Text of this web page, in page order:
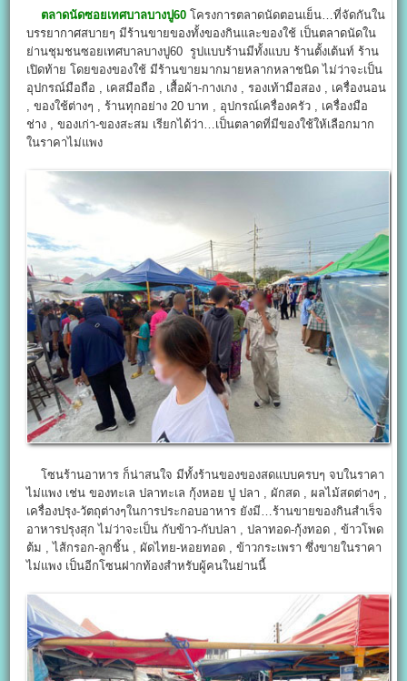
ตลาดนัดซอยเทศบาลบางปู60 โครงการตลาดนัดตอนเย็น…ที่จัดกันใน
บรรยากาศสบายๆ มีร้านขายของทั้งของกินและของใช้ เป็นตลาดนัดใน
ย่านชุมชนซอยเทศบาลบางปู60 รูปแบบร้านมีทั้งแบบ ร้านตั้งเต้นท์ ร้าน
เปิดท้าย โดยของของใช้ มีร้านขายมากมายหลากหลาชนิด ไม่ว่าจะเป็น
อุปกรณ์มือถือ , เคสมือถือ , เสื้อผ้า-กางเกง , รองเท้ามือสอง , เครื่องนอน
, ของใช้ต่างๆ , ร้านทุกอย่าง 20 บาท , อุปกรณ์เครื่องครัว , เครื่องมือ
ช่าง , ของเก่า-ของสะสม เรียกได้ว่า…เป็นตลาดที่มีของใช้ให้เลือกมาก
ในราคาไม่แพง
โซนร้านอาหาร ก็น่าสนใจ มีทั้งร้านของของสดแบบครบๆ จบในราคา
ไม่แพง เช่น ของทะเล ปลาทะเล กุ้งหอย ปู ปลา , ผักสด , ผลไม้สดต่างๆ ,
เครื่องปรุง-วัตถุต่างๆในการประกอบอาหาร ยังมี…ร้านขายของกินสำเร็จ
อาหารปรุงสุก ไม่ว่าจะเป็น กับข้าว-กับปลา , ปลาทอด-กุ้งทอด , ข้าวโพด
ต้ม , ไส้กรอก-ลูกชิ้น , ผัดไทย-หอยทอด , ข้าวกระเพรา ซึ่งขายในราคา
ไม่แพง เป็นอีกโซนฝากท้องสำหรับผู้คนในย่านนี้